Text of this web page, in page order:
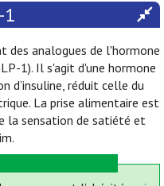
1
des analogues de l'hormone
1). Il s'agit d'une hormone
d’insuline, réduit celle du
La prise alimentaire est
la sensation de satiété et